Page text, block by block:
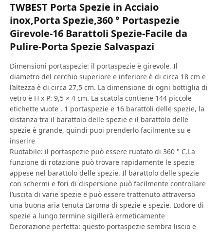
TWBEST Porta Spezie in Acciaio
inox,Porta Spezie,360 ° Portaspezie
Girevole-16 Barattoli Spezie-Facile da
Pulire-Porta Spezie Salvaspazi
Dimensioni portaspezie: il portaspezie è girevole. Il
diametro del cerchio superiore e inferiore è di circa 18 cm e
l’altezza è di circa 27,5 cm. La dimensione di ogni bottiglia di
vetro è H x P: 9,5 × 4 cm. La scatola contiene 144 piccole
etichette vuote , 1 portaspezie e 16 barattoli delle spezie, la
distanza tra il barattolo delle spezie e il barattolo delle
spezie è grande, quindi puoi prenderlo facilmente su e
inserire
Ruotabile: il portaspezie può essere ruotato di 360 ° C.La
funzione di rotazione può trovare rapidamente le spezie
appese nel barattolo delle spezie. Il barattolo delle spezie
con schermi e fori di dispersione può facilmente controllare
l’uscita di varie spezie e può essere trattenuto attraverso
una buona aria tenuta L’aroma di spezie e spezie. L’odore di
spezie a lungo termine sigillerà ermeticamente
Decorazione perfetta: questo portaspezie sembra liscio e